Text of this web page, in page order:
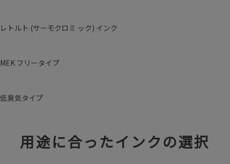
レトルト (サーモクロミ ック) インク
MEK フリータイプ
低臭気タイプ
用途に合ったインクの選択